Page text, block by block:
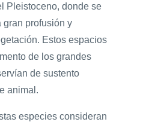
Pleistoceno, donde se
gran profusión y
Estos espacios
de los grandes
de sustento
animal.
especies consideran